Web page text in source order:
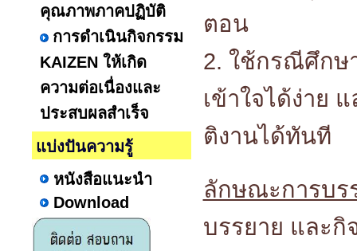
คุณภาพภาคปฏิบัติ
การดำเนินกิจกรรม
KAIZEN ให้เกิด
ความต่อเนื่องและ
ประสบผลสำเร็จ
แบ่งปันความรู้
หนังสือแนะนำ
Download
ตอน
2. ใช้กรณีศึกษ
เข้าใจได้ง่าย
ติงานได้ทันที
ลักษณะการบร
บรรยาย และกิ